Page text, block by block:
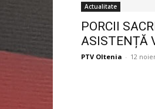
Actualitate
PORCII
ASISTENȚĂ
PTV Oltenia - 12